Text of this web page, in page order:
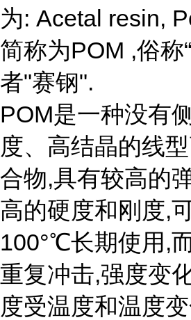
为: Acetal resin,
简称为POM ,俗称
者"赛钢".
POM是一种没有
度、高结晶的线
合物,具有较高的
高的硬度和刚度,
100°℃长期使用,
重复冲击,强度变
度受温度和温度